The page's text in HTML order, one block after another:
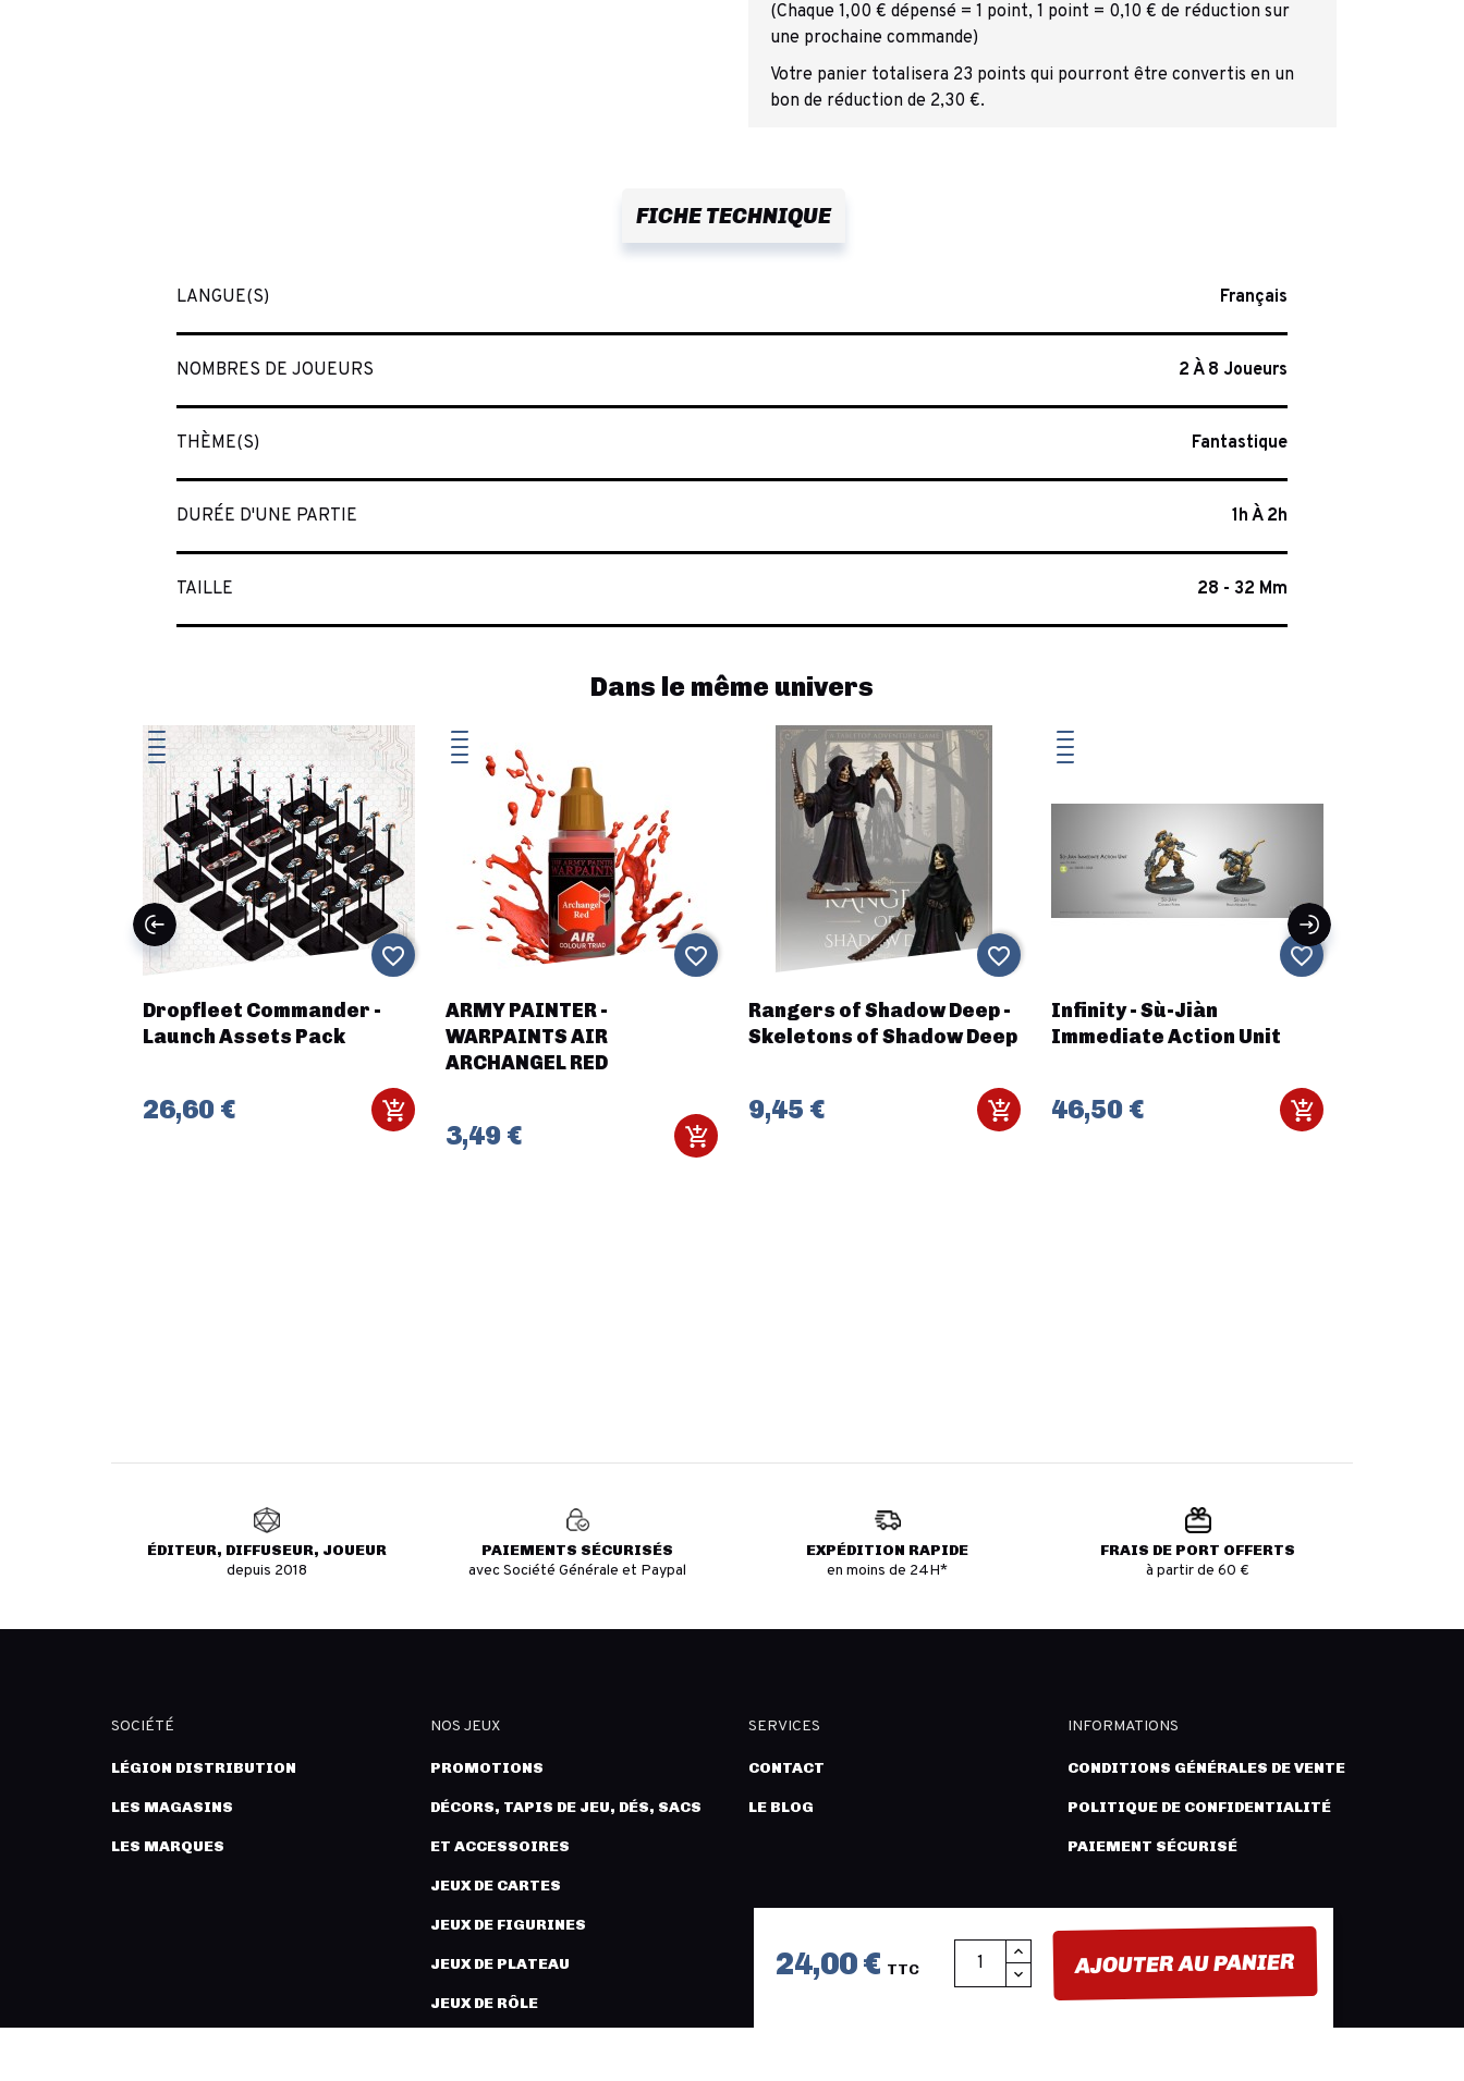
24,00 € TTC AJOUTER AU PANIER
(Chaque 1,00 € dépensé = 1 point, 1 point = 0,10 € de réduction sur
une prochaine commande)
Votre panier totalisera 23 points qui pourront être convertis en un
bon de réduction de 2,30 €.
FICHE TECHNIQUE
LANGUE(S) Français
NOMBRES DE JOUEURS 2 À 8 Joueurs
THÈME(S) Fantastique
DURÉE D'UNE PARTIE 1h À 2h
TAILLE 28 - 32 Mm
Dans le même univers
Dropfleet Commander -
Launch Assets Pack
26,60 €
favorite_border
ARMY PAINTER -
WARPAINTS AIR
ARCHANGEL RED
3,49 €
favorite_border
Rangers of Shadow Deep -
Skeletons of Shadow Deep
9,45 €
favorite_border
Infinity - Sù-Jiàn
Immediate Action Unit
46,50 €
favorite_border
ÉDITEUR, DIFFUSEUR, JOUEUR
depuis 2018
PAIEMENTS SÉCURISÉS
avec Société Générale et Paypal
EXPÉDITION RAPIDE
en moins de 24H*
FRAIS DE PORT OFFERTS
à partir de 60 €
SOCIÉTÉ
LÉGION DISTRIBUTION
LES MAGASINS
LES MARQUES
NOS JEUX
PROMOTIONS
DÉCORS, TAPIS DE JEU, DÉS, SACS
ET ACCESSOIRES
JEUX DE CARTES
JEUX DE FIGURINES
JEUX DE PLATEAU
JEUX DE RÔLE
SERVICES
CONTACT
LE BLOG
INFORMATIONS
CONDITIONS GÉNÉRALES DE VENTE
POLITIQUE DE CONFIDENTIALITÉ
PAIEMENT SÉCURISÉ